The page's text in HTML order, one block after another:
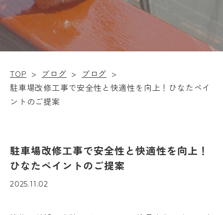
TOP > ブログ > ブログ >
駐車場改修工事で安全性と快適性を向上！ひなたペイ
ントのご提案
駐車場改修工事で安全性と快適性を向上！
ひなたペイントのご提案
2025.11.02